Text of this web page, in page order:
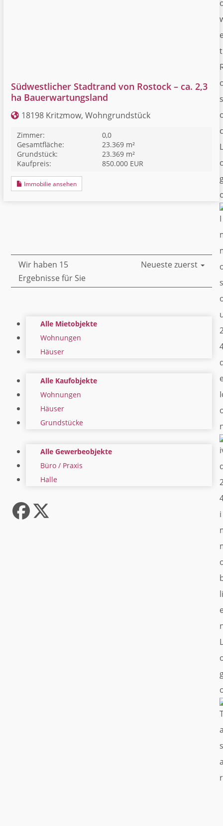
Südwestlicher Stadtrand von Rostock – ca. 2,3
ha Bauerwartungsland
18198 Kritzmow, Wohngrundstück
Zimmer:
0,0
Gesamtfläche:
23.369 m²
Grundstück:
23.369 m²
Kaufpreis:
850.000 EUR
Immobilie ansehen
Wir haben 15
Ergebnisse für Sie
Neueste zuerst
Alle Mietobjekte
Wohnungen
Häuser
Alle Kaufobjekte
Wohnungen
Häuser
Grundstücke
Alle Gewerbeobjekte
Büro / Praxis
Halle
Facebook
Twitter